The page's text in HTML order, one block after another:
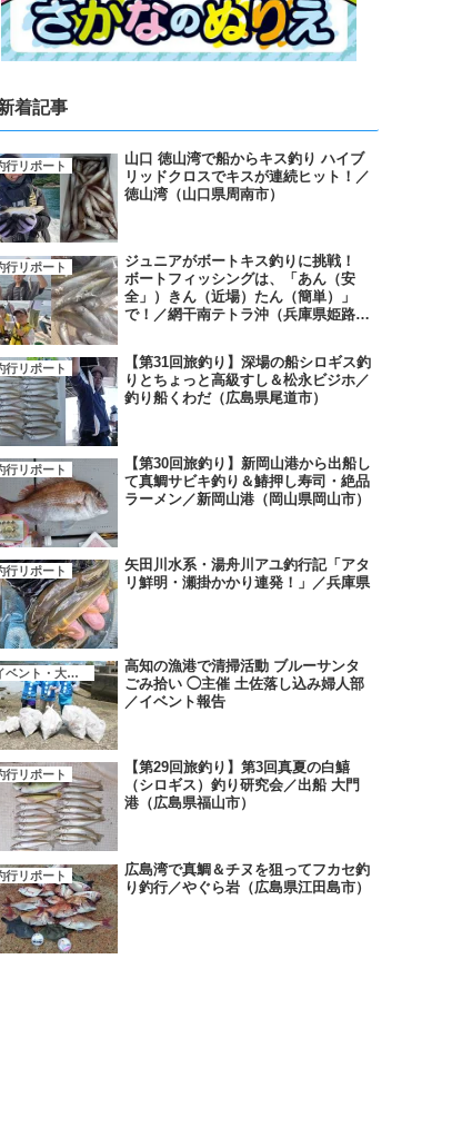
着記事
行リポート
山口 徳山湾で船からキス釣り ハイブ
リッドクロスでキスが連続ヒット！／
徳山湾（山口県周南市）
行リポート
ジュニアがボートキス釣りに挑戦！
ボートフィッシングは、「あん（安
全」）きん（近場）たん（簡単）」
で！／網干南テトラ沖（兵庫県姫路
行リポート
【第31回旅釣り】深場の船シロギス釣
りとちょっと高級すし＆松永ビジホ／
釣り船くわだ（広島県尾道市）
行リポート
【第30回旅釣り】新岡山港から出船し
て真鯛サビキ釣り＆鰆押し寿司・絶品
ラーメン／新岡山港（岡山県岡山市）
行リポート
矢田川水系・湯舟川アユ釣行記「アタ
リ鮮明・瀬掛かかり連発！」／兵庫県
イベント・大会・キャンペーン
高知の漁港で清掃活動 ブルーサンタ
ごみ拾い ◯主催 土佐落し込み婦人部
／イベント報告
行リポート
【第29回旅釣り】第3回真夏の白鱚
（シロギス）釣り研究会／出船 大門
港（広島県福山市）
行リポート
広島湾で真鯛＆チヌを狙ってフカセ釣
り釣行／やぐら岩（広島県江田島市）